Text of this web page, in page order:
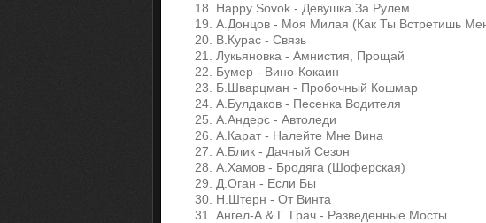
18. Happy Sovok - Девушка За Рулем
19. А.Донцов - Моя Милая (Как Ты Встретишь
20. В.Курас - Связь
21. Лукьяновка - Амнистия, Прощай
22. Бумер - Вино-Кокаин
23. Б.Шварцман - Пробочный Кошмар
24. А.Булдаков - Песенка Водителя
25. А.Андерс - Автоледи
26. А.Карат - Налейте Мне Вина
27. А.Блик - Дачный Сезон
28. А.Хамов - Бродяга (Шоферская)
29. Д.Оган - Если Бы
30. Н.Штерн - От Винта
31. Ангел-А & Г. Грач - Разведенные Мосты